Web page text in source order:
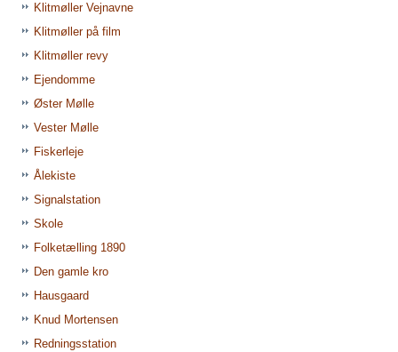
Klitmøller Vejnavne
Klitmøller på film
Klitmøller revy
Ejendomme
Øster Mølle
Vester Mølle
Fiskerleje
Ålekiste
Signalstation
Skole
Folketælling 1890
Den gamle kro
Hausgaard
Knud Mortensen
Redningsstation